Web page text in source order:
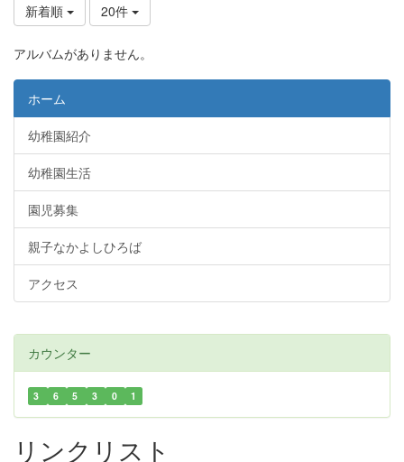
新着順
20件
アルバムがありません。
ホーム
幼稚園紹介
幼稚園生活
園児募集
親子なかよしひろば
アクセス
カウンター
3 6 5 3 0 1
リンクリスト